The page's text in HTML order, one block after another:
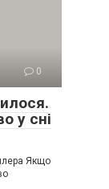
0
у сні
Якщо